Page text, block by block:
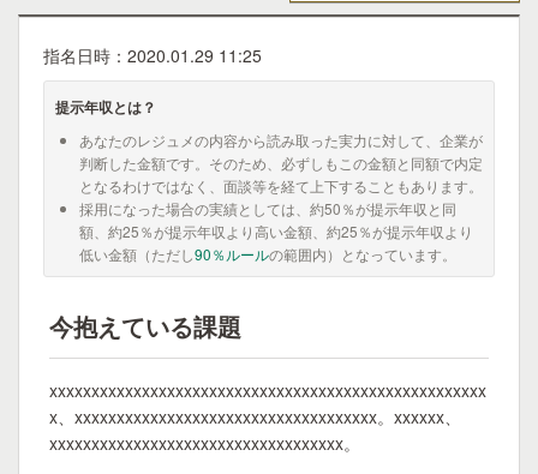
指名日時：2020.01.29 11:25
提示年収とは？
あなたのレジュメの内容から読み取った実力に対して、企業が
判断した金額です。そのため、必ずしもこの金額と同額で内定
となるわけではなく、面談等を経て上下することもあります。
採用になった場合の実績としては、約50％が提示年収と同
額、約25％が提示年収より高い金額、約25％が提示年収より
低い金額（ただし90％ルールの範囲内）となっています。
今抱えている課題
xxxxxxxxxxxxxxxxxxxxxxxxxxxxxxxxxxxxxxxxxxxxxxxxxxxx
x、xxxxxxxxxxxxxxxxxxxxxxxxxxxxxxxxxxxx。xxxxxx、
xxxxxxxxxxxxxxxxxxxxxxxxxxxxxxxxxxx。